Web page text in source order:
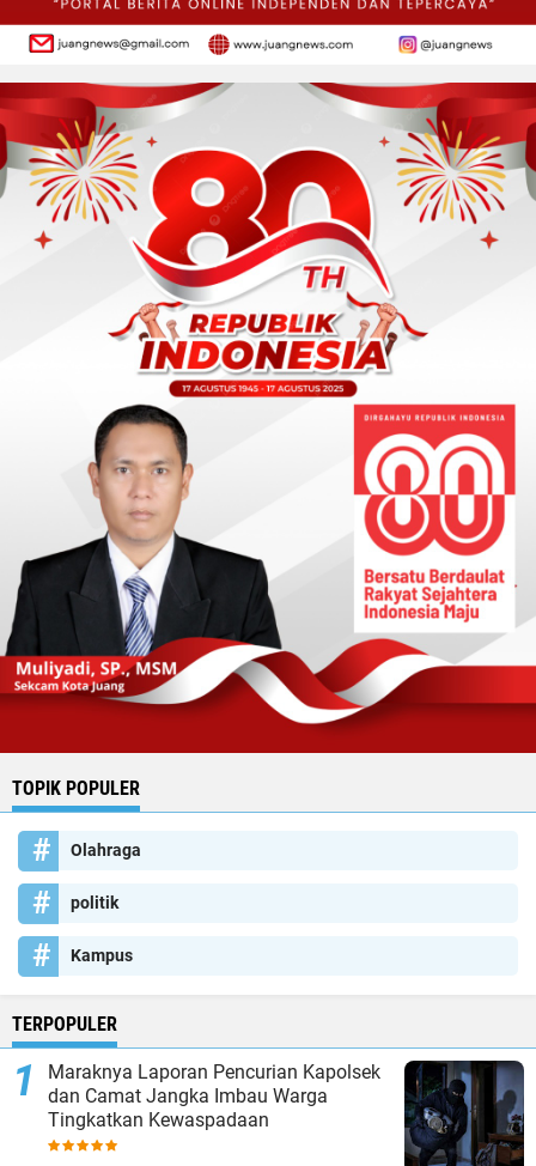
TOPIK POPULER
Olahraga
politik
Kampus
TERPOPULER
Maraknya Laporan Pencurian Kapolsek
dan Camat Jangka Imbau Warga
Tingkatkan Kewaspadaan